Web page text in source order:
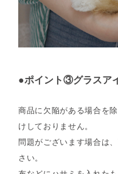
●ポイント③グラスア
商品に欠陥がある場合を
けしておりません。
問題がございます場合は
さい。